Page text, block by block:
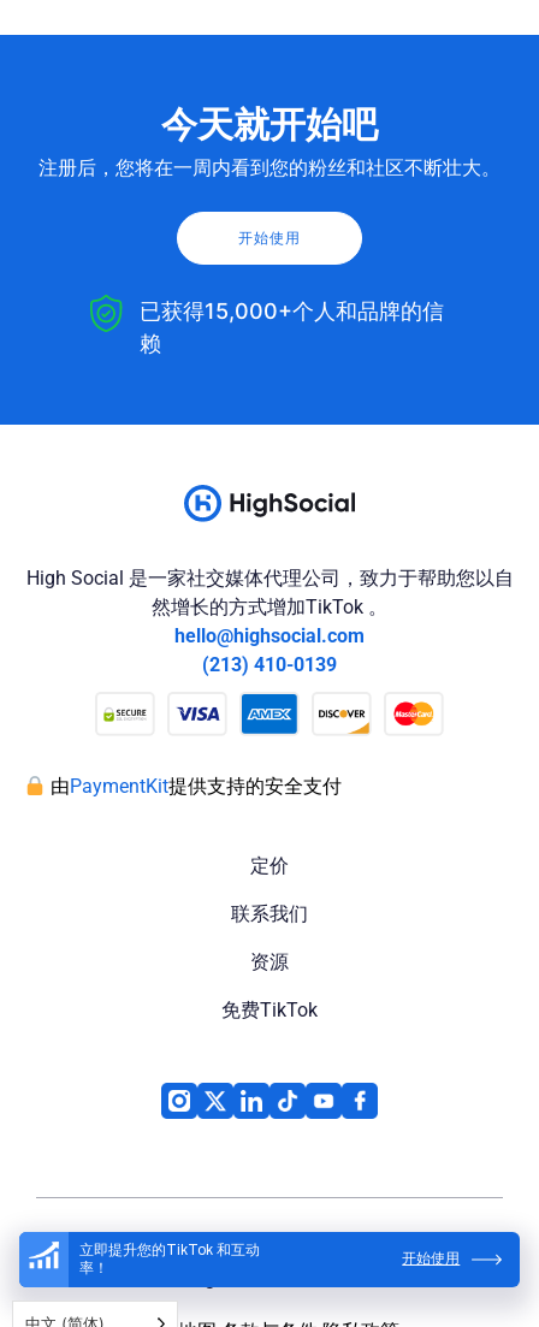
立即提升您的TikTok 和互动
率！
开始使用
今天就开始吧
注册后，您将在一周内看到您的粉丝和社区不断壮大。
开始使用
已获得15,000+个人和品牌的信
赖
High Social 是一家社交媒体代理公司，致力于帮助您以自
然增长的方式增加TikTok 。
hello@highsocial.com
(213) 410-0139
由PaymentKit提供支持的安全支付
定价
联系我们
资源
免费TikTok